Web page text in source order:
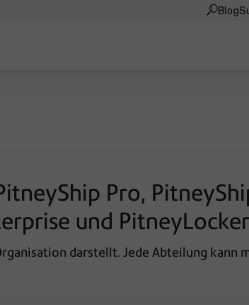
Blog
Pro,
und
darstellt. Jede Abteilung kann